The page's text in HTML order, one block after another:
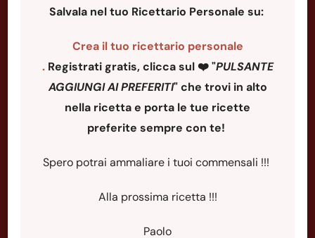
Salvala nel tuo Ricettario Personale su:
Crea il tuo ricettario personale
. Registrati gratis, clicca sul ❤️ "PULSANTE
AGGIUNGI AI PREFERITI"che trovi in alto
nella ricetta e porta le tue ricette
preferite sempre con te!
Spero potrai ammaliare i tuoi commensali !!!
Alla prossima ricetta !!!
Paolo